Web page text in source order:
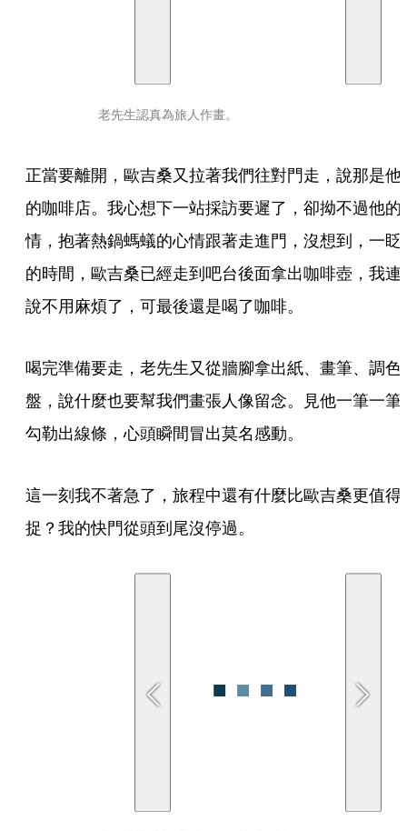
老先生認真為旅人作畫。
正當要離開，歐吉桑又拉著我們往對門走，說那是他
的咖啡店。我心想下一站採訪要遲了，卻拗不過他的
情，抱著熱鍋螞蟻的心情跟著走進門，沒想到，一眨
的時間，歐吉桑已經走到吧台後面拿出咖啡壺，我連
說不用麻煩了，可最後還是喝了咖啡。
喝完準備要走，老先生又從牆腳拿出紙、畫筆、調色
盤，說什麼也要幫我們畫張人像留念。見他一筆一筆
勾勒出線條，心頭瞬間冒出莫名感動。
這一刻我不著急了，旅程中還有什麼比歐吉桑更值得
捉？我的快門從頭到尾沒停過。